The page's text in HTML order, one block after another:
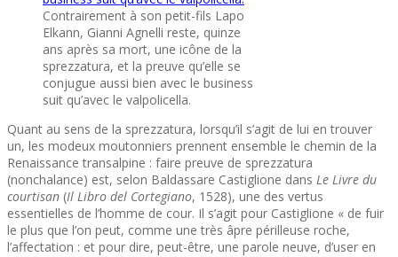
Contrairement à son petit-fils Lapo
Elkann, Gianni Agnelli reste, quinze
ans après sa mort, une icône de la
sprezzatura, et la preuve qu’elle se
conjugue aussi bien avec le business
suit qu’avec le valpolicella.
Quant au sens de la sprezzatura, lorsqu’il s’agit de lui en trouver
un, les modeux moutonniers prennent ensemble le chemin de la
Renaissance transalpine : faire preuve de sprezzatura
(nonchalance) est, selon Baldassare Castiglione dans Le Livre du
courtisan (Il Libro del Cortegiano, 1528), une des vertus
essentielles de l’homme de cour. Il s’agit pour Castiglione « de fuir
le plus que l’on peut, comme une très âpre périlleuse roche,
l’affectation : et pour dire, peut-être, une parole neuve, d’user en